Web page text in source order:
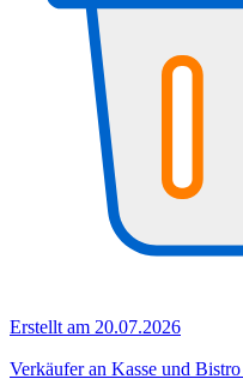
Erstellt am 20.07.2026
Verkäufer an Kasse und